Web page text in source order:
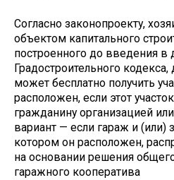
Согласно законопроекту,
объектом капитального
построенного до введения в
Градостроительного
может бесплатно получить
расположен, если этот
гражданину организацией
вариант — если гараж и (или)
котором он расположен,
на основании решения
гаражного кооператива